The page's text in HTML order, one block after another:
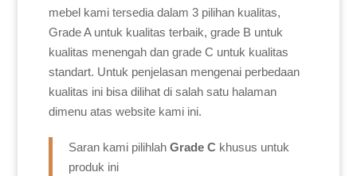
mebel kami tersedia dalam 3 pilihan kualitas,
Grade A untuk kualitas terbaik, grade B untuk
kualitas menengah dan grade C untuk kualitas
standart. Untuk penjelasan mengenai perbedaan
kualitas ini bisa dilihat di salah satu halaman
dimenu atas website kami ini.
Saran kami pilihlah Grade C khusus untuk
produk ini